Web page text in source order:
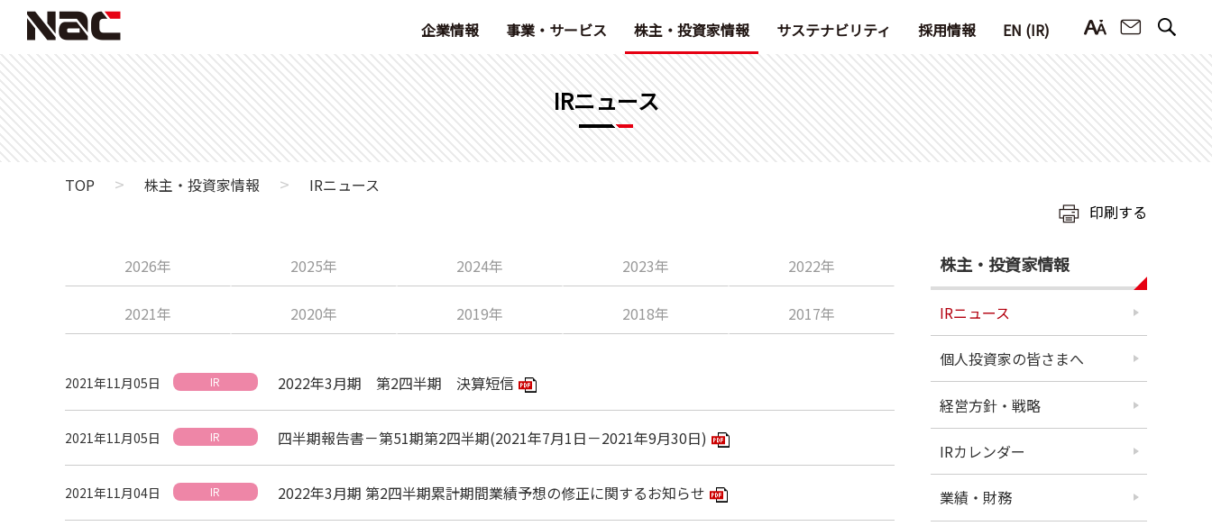
企業情報 事業・サービス 株主・投資家情報 サステナビリティ 採用情報 EN (IR) お問い
IRニュース
TOP > 株主・投資家情報 >
IRニュース
印刷する
2026年 2025年 2024年 2023年 2022年
2021年 2020年 2019年 2018年 2017年
2021年11月05日 IR 2022年3月期 第2四半期 決算短信
2021年11月05日 IR 四半期報告書－第51期第2四半期(2021年7月1日－2021年9月30日)
2021年11月04日 IR 2022年3月期 第2四半期累計期間業績予想の修正に関するお知らせ
株主・投資家情報
IRニュース
個人投資家の皆さまへ
経営方針・戦略
IRカレンダー
業績・財務